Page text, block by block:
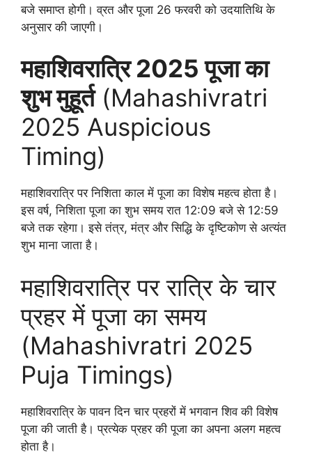
बजे समाप्त होगी। व्रत और पूजा 26 फरवरी को उदयातिथि के
अनुसार की जाएगी।
महाशिवरात्रि 2025 पूजा का
शुभ मुहूर्त(Mahashivratri
2025 Auspicious
Timing)
महाशिवरात्रि पर निशिता काल में पूजा का विशेष महत्व होता है।
इस वर्ष, निशिता पूजा का शुभ समय रात 12:09 बजे से 12:59
बजे तक रहेगा। इसे तंत्र, मंत्र और सिद्धि के दृष्टिकोण से अत्यंत
शुभ माना जाता है।
महाशिवरात्रि पर रात्रि के चार
प्रहर में पूजा का समय
(Mahashivratri 2025
Puja Timings)
महाशिवरात्रि के पावन दिन चार प्रहरों में भगवान शिव की विशेष
पूजा की जाती है। प्रत्येक प्रहर की पूजा का अपना अलग महत्व
होता है।